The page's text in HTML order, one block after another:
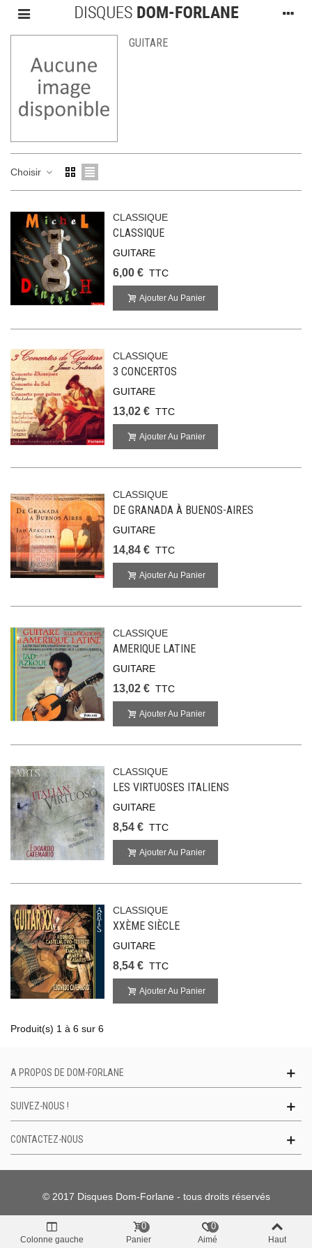
GUITARE
Choisir
CLASSIQUE
CLASSIQUE
GUITARE
6,00 € TTC
Ajouter Au Panier
CLASSIQUE
3 CONCERTOS
GUITARE
13,02 € TTC
Ajouter Au Panier
CLASSIQUE
DE GRANADA À BUENOS-AIRES
GUITARE
14,84 € TTC
Ajouter Au Panier
CLASSIQUE
AMERIQUE LATINE
GUITARE
13,02 € TTC
Ajouter Au Panier
CLASSIQUE
LES VIRTUOSES ITALIENS
GUITARE
8,54 € TTC
Ajouter Au Panier
CLASSIQUE
XXÈME SIÈCLE
GUITARE
8,54 € TTC
Ajouter Au Panier
Produit(s) 1 à 6 sur 6
A PROPOS DE DOM-FORLANE
SUIVEZ-NOUS !
CONTACTEZ-NOUS
© 2017 Disques Dom-Forlane - tous droits réservés
Colonne gauche Panier
0
Aimé
0
Haut